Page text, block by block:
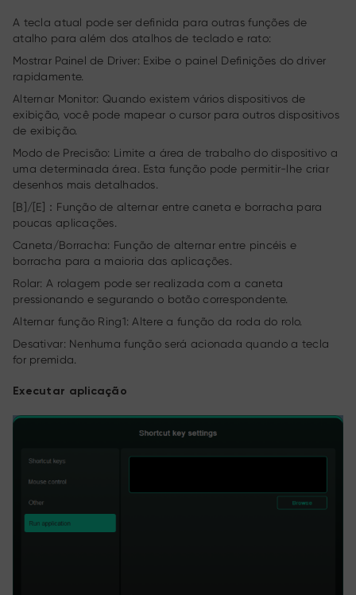
A tecla atual pode ser definida para outras funções de
atalho para além dos atalhos de teclado e rato:
Mostrar Painel de Driver: Exibe o painel Definições do driver
rapidamente.
Alternar Monitor: Quando existem vários dispositivos de
exibição, você pode mapear o cursor para outros dispositivos
de exibição.
Modo de Precisão: Limite a área de trabalho do dispositivo a
uma determinada área. Esta função pode permitir-lhe criar
desenhos mais detalhados.
[B]/[E]：Função de alternar entre caneta e borracha para
poucas aplicações.
Caneta/Borracha: Função de alternar entre pincéis e
borracha para a maioria das aplicações.
Rolar: A rolagem pode ser realizada com a caneta
pressionando e segurando o botão correspondente.
Alternar função Ring1: Altere a função da roda do rolo.
Desativar: Nenhuma função será acionada quando a tecla
for premida.
Executar aplicação